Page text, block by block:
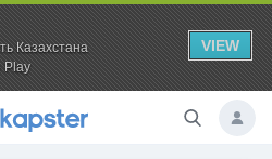
Казахстана
Play
VIEW